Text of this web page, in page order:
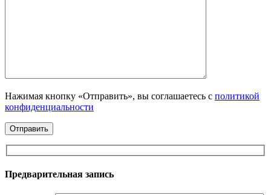
Нажимая кнопку «Отправить», вы соглашаетесь с политикой
конфиденциальности
Предварительная запись